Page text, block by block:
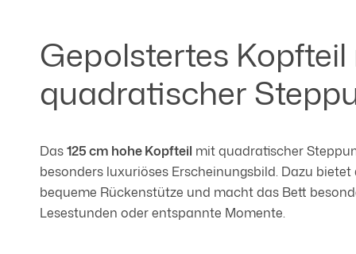
Gepolstertes
quadratischer
Das125 cm hohe Kopfteil mit quadratischer
besonders luxuriöses Erscheinungsbild. Dazu bietet
bequeme Rückenstütze und macht das Bett
Lesestunden oder entspannte Momente.